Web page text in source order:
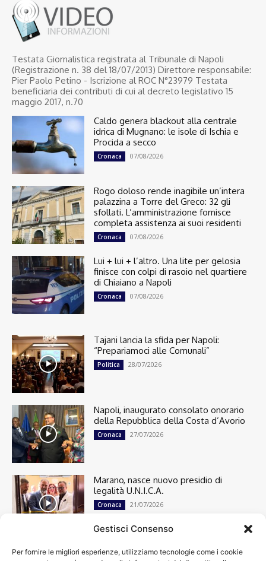
Gestisci Consenso
Per fornire le migliori esperienze, utilizziamo tecnologie come i cookie
Testata Giornalistica registrata al Tribunale di Napoli
(Registrazione n. 38 del 18/07/2013) Direttore responsabile:
Pier Paolo Petino - Iscrizione al ROC N°23979 Testata
beneficiaria dei contributi di cui al decreto legislativo 15
maggio 2017, n.70
Caldo genera blackout alla centrale
idrica di Mugnano: le isole di Ischia e
Procida a secco
Cronaca 07/08/2026
Rogo doloso rende inagibile un’intera
palazzina a Torre del Greco: 32 gli
sfollati. L’amministrazione fornisce
completa assistenza ai suoi residenti
Cronaca 07/08/2026
Lui + lui + l’altro. Una lite per gelosia
finisce con colpi di rasoio nel quartiere
di Chiaiano a Napoli
Cronaca 07/08/2026
Tajani lancia la sfida per Napoli:
“Prepariamoci alle Comunali”
Politica 28/07/2026
Napoli, inaugurato consolato onorario
della Repubblica della Costa d’Avorio
Cronaca 27/07/2026
Marano, nasce nuovo presidio di
legalità U.N.I.C.A.
Cronaca 21/07/2026
Cronaca 13498